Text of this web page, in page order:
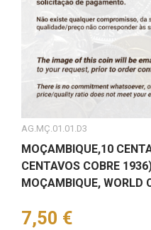
AG.MÇ.01.01.D3
MOÇAMBIQUE,10
CENTAVOS COBRE
MOÇAMBIQUE, WORLD
Preço
7,50 €